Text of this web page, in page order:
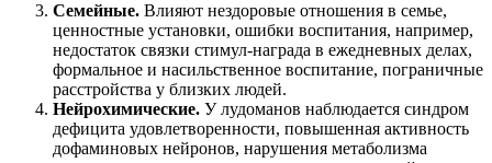
Семейные. Влияют нездоровые отношения в семье,
ценностные установки, ошибки воспитания, например,
недостаток связки стимул-награда в ежедневных делах,
формальное и насильственное воспитание, пограничные
расстройства у близких людей.
Нейрохимические. У лудоманов наблюдается синдром
дефицита удовлетворенности, повышенная активность
дофаминовых нейронов, нарушения метаболизма